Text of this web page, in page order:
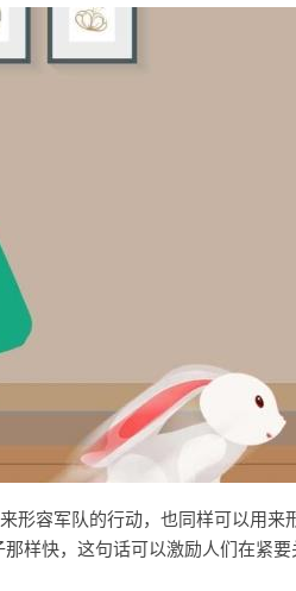
形容军队的行动，也同样可以用
样快，这句话可以激励人们在紧